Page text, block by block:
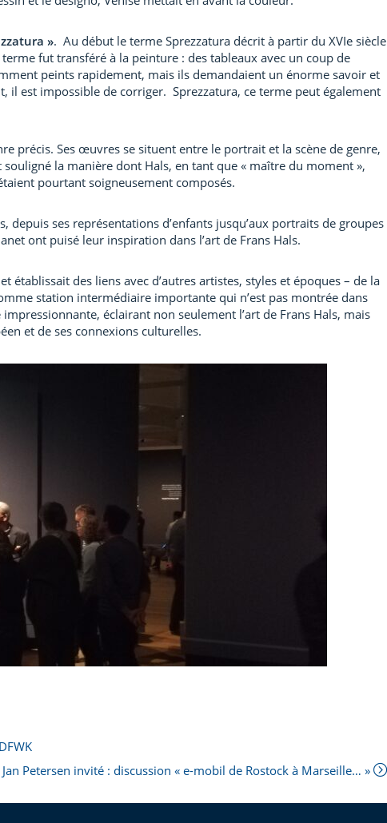
». Au début le terme Sprezzatura décrit à partir du XVIe siècle
fut transféré à la peinture : des tableaux avec un coup de
peints rapidement, mais ils demandaient un énorme savoir et
est impossible de corriger. Sprezzatura, ce terme peut également
précis. Ses œuvres se situent entre le portrait et la scène de genre,
la manière dont Hals, en tant que « maître du moment »,
pourtant soigneusement composés.
ses représentations d’enfants jusqu’aux portraits de groupes
ont puisé leur inspiration dans l’art de Frans Hals.
établissait des liens avec d’autres artistes, styles et époques – de la
station intermédiaire importante qui n’est pas montrée dans
éclairant non seulement l’art de Frans Hals, mais
et de ses connexions culturelles.
Jan Petersen invité : discussion « e-mobil de Rostock à Marseille… »